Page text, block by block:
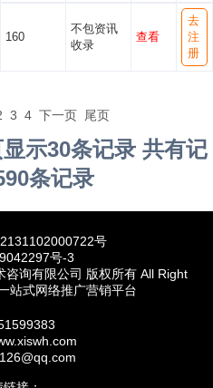
160
不包资讯
收录
查看
去
注
册
3 4 下一页 尾页
示30条记录 共有记
条记录
号
号-3
询有限公司 版权所有 All Right
站式网络推广营销平台